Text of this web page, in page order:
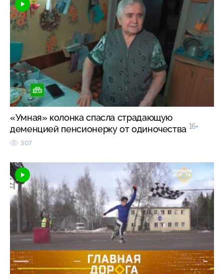
«Умная» колонка спасла страдающую
деменцией пенсионерку от одиночества 16+
307